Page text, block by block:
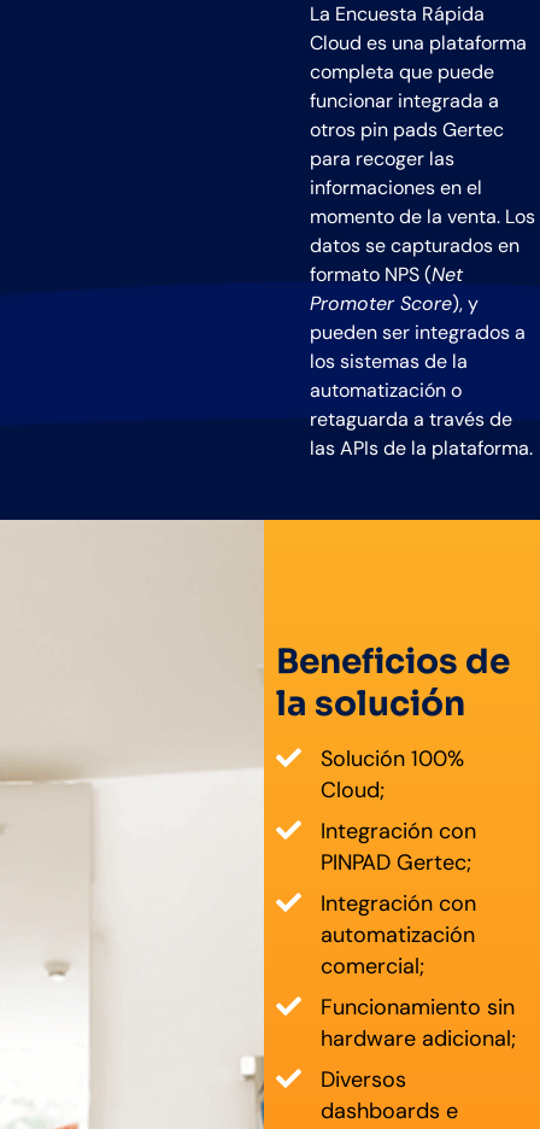
La Encuesta Rápida
Cloud es una plataforma
completa que puede
funcionar integrada a
otros pin pads Gertec
para recoger las
informaciones en el
momento de la venta. Los
datos se capturados en
formato NPS (Net
Promoter Score), y
pueden ser integrados a
los sistemas de la
automatización o
retaguarda a través de
las APIs de la plataforma.
Beneficios de
la solución
Solución 100%
Cloud;
Integración con
PINPAD Gertec;
Integración con
automatización
comercial;
Funcionamiento sin
hardware adicional;
Diversos
dashboards e